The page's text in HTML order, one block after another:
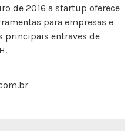
de 2016 a startup oferece
para empresas e
principais entraves de